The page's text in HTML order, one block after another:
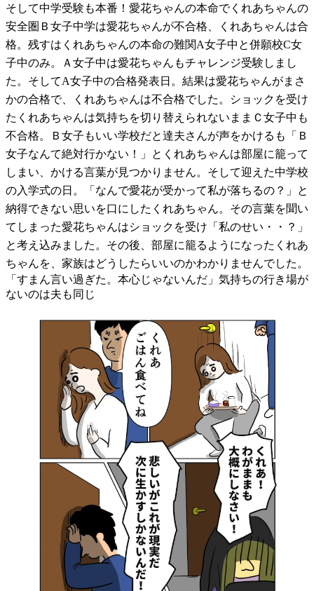
そして中学受験も本番！愛花ちゃんの本命でくれあちゃんの
安全圏Ｂ女子中学は愛花ちゃんが不合格、くれあちゃんは合
格。残すはくれあちゃんの本命の難関A女子中と併願校C女
子中のみ。Ａ女子中は愛花ちゃんもチャレンジ受験しまし
た。そしてA女子中の合格発表日。結果は愛花ちゃんがまさ
かの合格で、くれあちゃんは不合格でした。ショックを受け
たくれあちゃんは気持ちを切り替えられないままＣ女子中も
不合格。Ｂ女子もいい学校だと達夫さんが声をかけるも「Ｂ
女子なんて絶対行かない！」とくれあちゃんは部屋に籠って
しまい、かける言葉が見つかりません。そして迎えた中学校
の入学式の日。「なんで愛花が受かって私が落ちるの？」と
納得できない思いを口にしたくれあちゃん。その言葉を聞い
てしまった愛花ちゃんはショックを受け「私のせい・・？」
と考え込みました。その後、部屋に籠るようになったくれあ
ちゃんを、家族はどうしたらいいのかわかりませんでした。
「すまん言い過ぎた。本心じゃないんだ」気持ちの行き場が
ないのは夫も同じ